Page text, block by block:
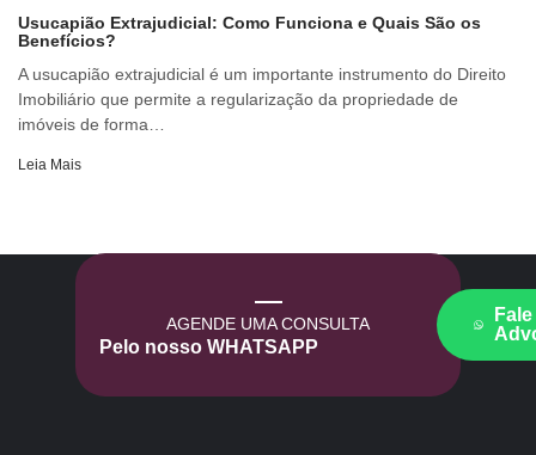
Usucapião Extrajudicial: Como Funciona e Quais São os
Benefícios?
A usucapião extrajudicial é um importante instrumento do Direito
Imobiliário que permite a regularização da propriedade de
imóveis de forma…
Leia Mais
AGENDE UMA CONSULTA
Pelo nosso WHATSAPP